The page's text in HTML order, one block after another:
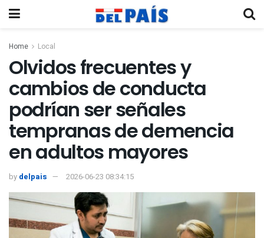
Home Local
Olvidos frecuentes y
cambios de conducta
podrían ser señales
tempranas de demencia
en adultos mayores
by delpais 2026-06-23 08:34:15